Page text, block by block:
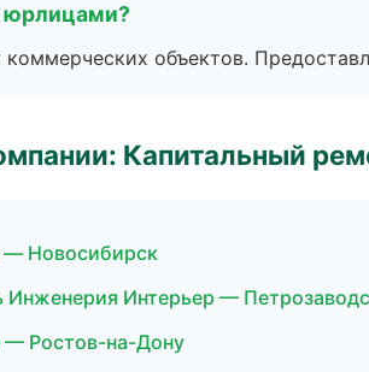
юрлицами?
объектов.
Капитальный
Новосибирск
Инженерия Интерьер —
— Ростов-на-Дону